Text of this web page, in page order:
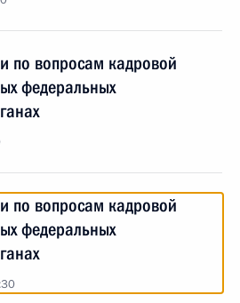
по вопросам кадровой
федеральных
по вопросам кадровой
федеральных